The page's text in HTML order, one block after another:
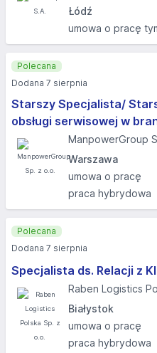
Łódź
umowa o pracę
Starszy Specjalista/
obsługi serwisowej w
ManpowerGroup
Warszawa
umowa o pracę
praca hybrydowa
Polecana
Dodana 7 sierpnia
Specjalista ds. Relacji z
Raben Logistics
Białystok
umowa o pracę
praca hybrydowa
Polecana
Dodana 7 sierpnia